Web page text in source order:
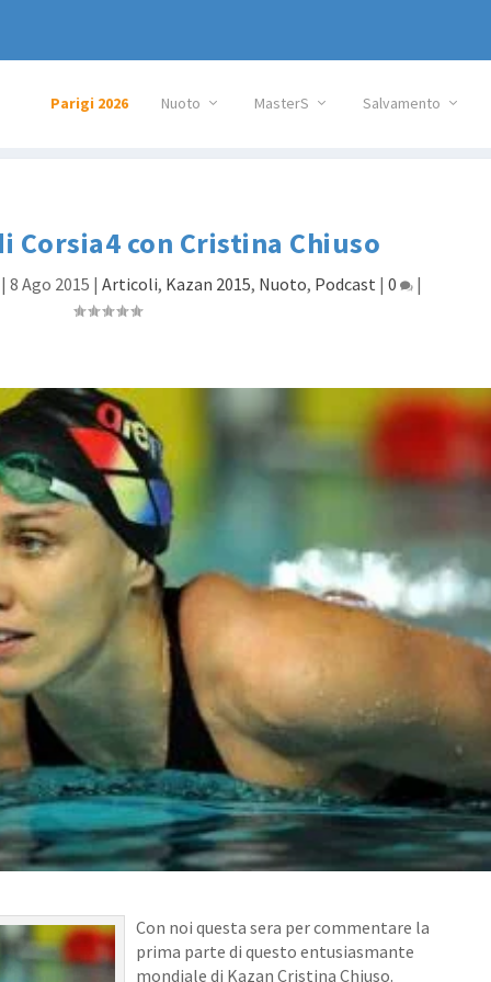
Parigi 2026 Nuoto MasterS Salvamento
Corsia4 con Cristina Chiuso
8 Ago 2015 | Articoli, Kazan 2015, Nuoto, Podcast | 0 |
Con noi questa sera per commentare la
prima parte di questo entusiasmante
mondiale di Kazan Cristina Chiuso.